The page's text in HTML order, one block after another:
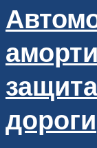
дороги